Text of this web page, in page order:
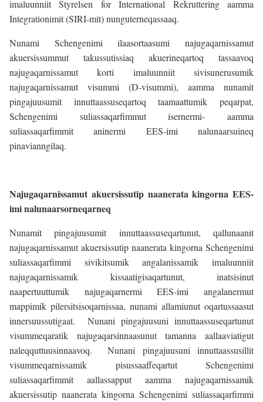
imaluunniit Styrelsen for International Rekruttering aamma
Integrationimit (SIRI-mit) nunguterneqassaaq.
Nunami Schengenimi ilaasortaasumi najugaqarnissamut
akuersissummut takussutissiaq akuerineqartoq tassaavoq
najugaqarnissamut korti imaluunniit sivisunerusumik
najugaqarnissamut visummi (D-visummi), aamma nunamit
pingajuusumit innuttaassuseqartoq taamaattumik peqarpat,
Schengenimi suliassaqarfimmut isernermi- aamma
suliassaqarfimmit aninermi EES-imi nalunaarsuineq
pinavianngilaq.
Najugaqarnissamut akuersissutip naanerata kingorna EES-
imi nalunaarsorneqarneq
Nunamit pingajuusumit innuttaassuseqartunut, qallunaanit
najugaqarnissamut akuersissutip naanerata kingorna Schengenimi
suliassaqarfimmi sivikitsumik angalanissamik imaluunniit
najugaqarnissamik kissaatigisaqartunut, inatsisinut
naapertuuttumik najugaqarnermi EES-imi angalanermut
mappimik pilersitsisoqarnissaa, nunami allamiunut oqartussaasut
innersuussutigaat. Nunani pingajuusuni innuttaassuseqartunut
visummeqaratik najugaqarsinnaasunut tamanna aallaaviatigut
naleqquttuusinnaavoq.
Nunani pingajuusuni innuttaassusillit
visummeqarnissamik pisussaaffeqartut Schengenimi
suliassaqarfimmit aallassapput aamma najugaqarnissamik
akuersissutip naanerata kingorna Schengenimi suliassaqarfimmi